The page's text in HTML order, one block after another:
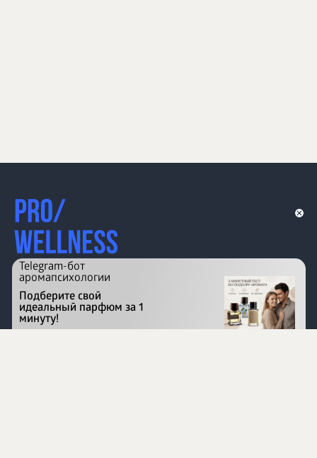
Перейти на сайт
Telegram-бот
аромапсихологии
Подберите свой
идеальный парфюм за 1
минуту!